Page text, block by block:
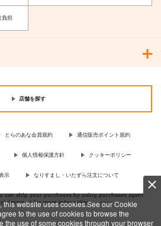
this website uses cookies.See our Cookie
to the use of cookies to browse the
the use of some cookies through your browser
負担
店舗を探す
とらのあな会員規約 通信販売ポイント規約
個人情報保護方針 クッキーポリシー
示 なりすまし・いたずら注文について
can ship your purchases by using purchases agent
{more…} for more information …more